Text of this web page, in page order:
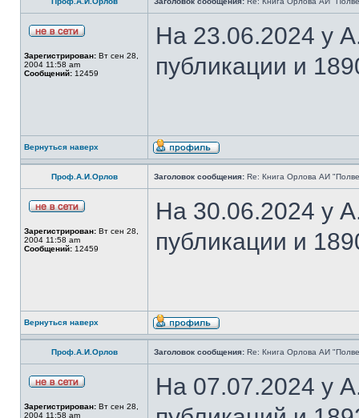
Зарегистрирован: Вт сен 28,
2004 11:58 am
Сообщений: 12459
На 23.06.2024 у
публикации и
Вернуться наверх
Проф.А.И.Орлов Заголовок сообщения: Re: Книга Орлова АИ
Зарегистрирован: Вт сен 28,
2004 11:58 am
Сообщений: 12459
На 30.06.2024 у
публикации и
Вернуться наверх
Проф.А.И.Орлов Заголовок сообщения: Re: Книга Орлова АИ
Зарегистрирован: Вт сен 28,
2004 11:58 am
На 07.07.2024 у